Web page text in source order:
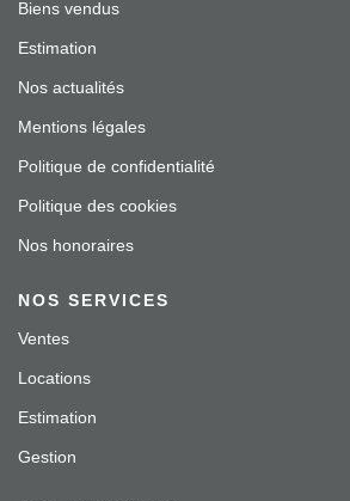
Biens vendus
Estimation
Nos actualités
Mentions légales
Politique de confidentialité
Politique des cookies
Nos honoraires
NOS SERVICES
Ventes
Locations
Estimation
Gestion